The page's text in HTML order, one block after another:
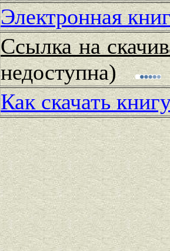
Электронная
Ссылка на
недоступна)
Как скачать